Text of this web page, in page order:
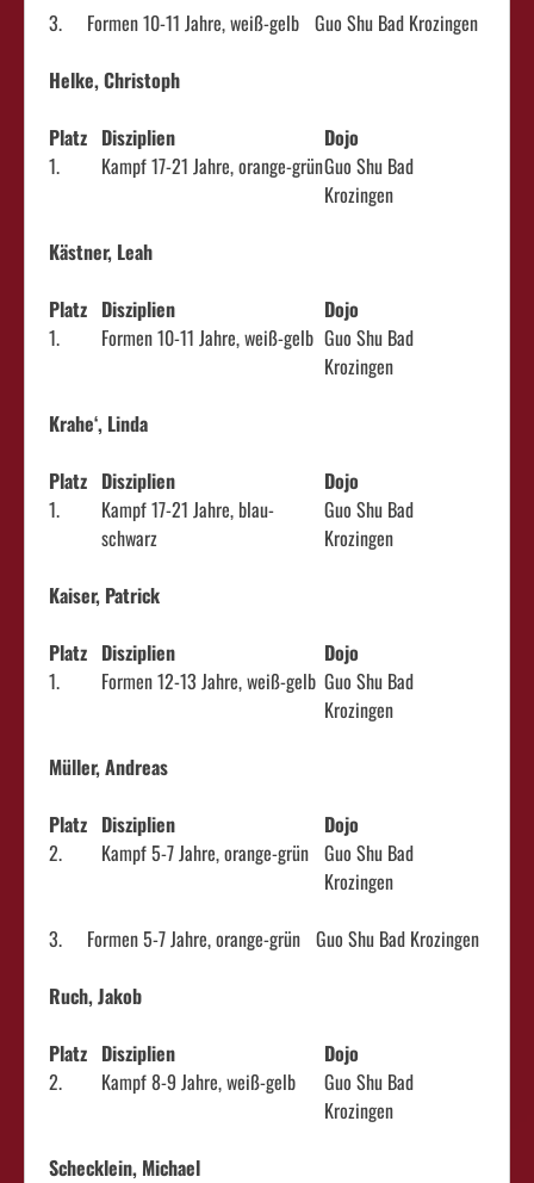
3.
Formen 10-11 Jahre, weiß-gelb Guo Shu Bad Krozingen
Helke, Christoph
Platz Disziplien
Dojo
1.
Kampf 17-21 Jahre, orange-grünGuo Shu Bad
Krozingen
Kästner, Leah
Platz Disziplien
Dojo
1.
Formen 10-11 Jahre, weiß-gelb Guo Shu Bad
Krozingen
Krahe‘, Linda
Platz Disziplien
Dojo
1.
Kampf 17-21 Jahre, blau-
schwarz
Guo Shu Bad
Krozingen
Kaiser, Patrick
Platz Disziplien
Dojo
1.
Formen 12-13 Jahre, weiß-gelb Guo Shu Bad
Krozingen
Müller, Andreas
Platz Disziplien
Dojo
2.
Kampf 5-7 Jahre, orange-grün Guo Shu Bad
Krozingen
3.
Formen 5-7 Jahre, orange-grün Guo Shu Bad Krozingen
Ruch, Jakob
Platz Disziplien
Dojo
2.
Kampf 8-9 Jahre, weiß-gelb
Guo Shu Bad
Krozingen
Schecklein, Michael